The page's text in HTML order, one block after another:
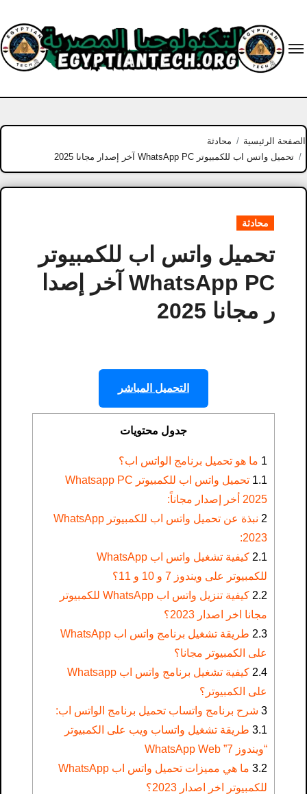
content
الصفحة الرئيسية
محادثة
تحميل واتس اب للكمبيوتر WhatsApp PC آخر إصدار مجانا 2025
محادثة
تحميل واتس اب للكمبيوتر
WhatsApp PC آخر إصدا
ر مجانا 2025
التحميل المباشر
جدول محتويات
1 ما هو تحميل برنامج الواتس اب؟
1.1
تحميل واتس اب للكمبيوتر Whatsapp PC
2025 أخر إصدار مجاناً:
2
نبذة عن تحميل واتس اب للكمبيوتر WhatsApp
2023:
2.1
كيفية تشغيل واتس اب WhatsApp
للكمبيوتر على ويندوز 7 و 10 و 11؟
2.2
كيفية تنزيل واتس اب WhatsApp للكمبيوتر
مجانا اخر اصدار 2023؟
2.3
طريقة تشغيل برنامج واتس اب WhatsApp
على الكمبيوتر مجانا؟
2.4
كيفية تشغيل برنامج واتس اب Whatsapp
على الكمبيوتر؟
3 شرح برنامج واتساب تحميل برنامج الواتس اب:
3.1 طريقة تشغيل واتساب ويب على الكمبيوتر
“ويندوز 7” WhatsApp Web
3.2
ما هي مميزات تحميل واتس اب WhatsApp
للكمبيوتر اخر اصدار 2023؟